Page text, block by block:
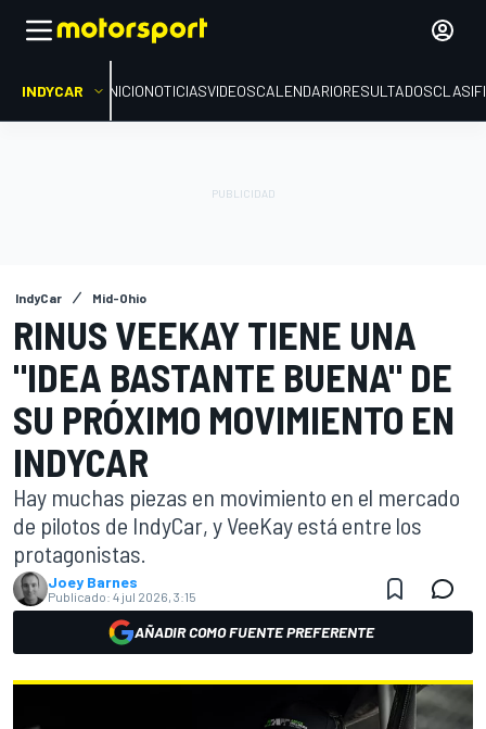
INDYCAR INICIONOTICIASVIDEOSCALENDARIORESULTADOS
IndyCar Mid-Ohio
RINUS VEEKAY TIENE UNA
"IDEA BASTANTE BUENA" DE
SU PRÓXIMO MOVIMIENTO EN
INDYCAR
Hay muchas piezas en movimiento en el mercado
de pilotos de IndyCar, y VeeKay está entre los
protagonistas.
Joey Barnes
Publicado: 4 jul 2026, 3:15
AÑADIR COMO FUENTE PREFERENTE